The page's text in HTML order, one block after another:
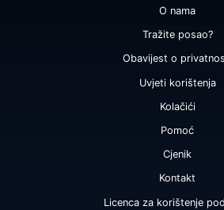
O nama
Tražite posao?
Obavijest o
Uvjeti korištenja
Kolačići
Pomoć
Cjenik
Kontakt
Licenca za korištenje